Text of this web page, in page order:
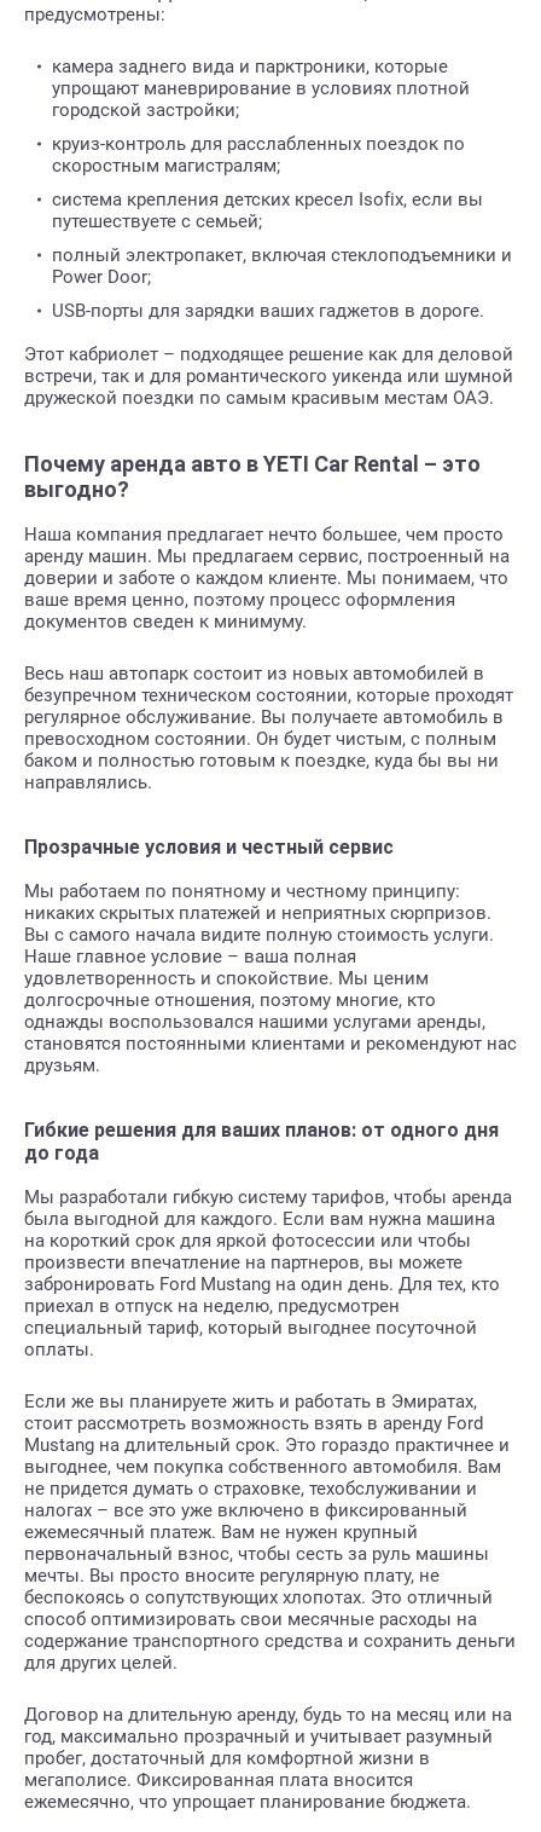
предусмотрены:
камера заднего вида и парктроники, которые
упрощают маневрирование в условиях плотной
городской застройки;
круиз-контроль для расслабленных поездок по
скоростным магистралям;
система крепления детских кресел Isofix, если вы
путешествуете с семьей;
полный электропакет, включая стеклоподъемники и
Power Door;
USB-порты для зарядки ваших гаджетов в дороге.
Этот кабриолет – подходящее решение как для деловой
встречи, так и для романтического уикенда или шумной
дружеской поездки по самым красивым местам ОАЭ.
Почему аренда авто в YETI Car Rental – это
выгодно?
Наша компания предлагает нечто большее, чем просто
аренду машин. Мы предлагаем сервис, построенный на
доверии и заботе о каждом клиенте. Мы понимаем, что
ваше время ценно, поэтому процесс оформления
документов сведен к минимуму.
Весь наш автопарк состоит из новых автомобилей в
безупречном техническом состоянии, которые проходят
регулярное обслуживание. Вы получаете автомобиль в
превосходном состоянии. Он будет чистым, с полным
баком и полностью готовым к поездке, куда бы вы ни
направлялись.
Прозрачные условия и честный сервис
Мы работаем по понятному и честному принципу:
никаких скрытых платежей и неприятных сюрпризов.
Вы с самого начала видите полную стоимость услуги.
Наше главное условие – ваша полная
удовлетворенность и спокойствие. Мы ценим
долгосрочные отношения, поэтому многие, кто
однажды воспользовался нашими услугами аренды,
становятся постоянными клиентами и рекомендуют нас
друзьям.
Гибкие решения для ваших планов: от одного дня
до года
Мы разработали гибкую систему тарифов, чтобы аренда
была выгодной для каждого. Если вам нужна машина
на короткий срок для яркой фотосессии или чтобы
произвести впечатление на партнеров, вы можете
забронировать Ford Mustang на один день. Для тех, кто
приехал в отпуск на неделю, предусмотрен
специальный тариф, который выгоднее посуточной
оплаты.
Если же вы планируете жить и работать в Эмиратах,
стоит рассмотреть возможность взять в аренду Ford
Mustang на длительный срок. Это гораздо практичнее и
выгоднее, чем покупка собственного автомобиля. Вам
не придется думать о страховке, техобслуживании и
налогах – все это уже включено в фиксированный
ежемесячный платеж. Вам не нужен крупный
первоначальный взнос, чтобы сесть за руль машины
мечты. Вы просто вносите регулярную плату, не
беспокоясь о сопутствующих хлопотах. Это отличный
способ оптимизировать свои месячные расходы на
содержание транспортного средства и сохранить деньги
для других целей.
Договор на длительную аренду, будь то на месяц или на
год, максимально прозрачный и учитывает разумный
пробег, достаточный для комфортной жизни в
мегаполисе. Фиксированная плата вносится
ежемесячно, что упрощает планирование бюджета.